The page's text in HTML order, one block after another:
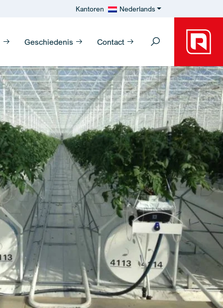
Kantoren Nederlands
Geschiedenis Contact